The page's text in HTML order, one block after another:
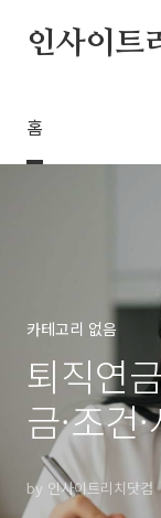
인사이트
홈
카테고리 없음
퇴직연
금·조건
by 인사이트리치닷컴